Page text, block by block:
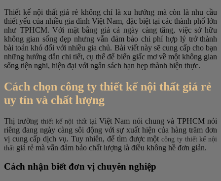
Thiết kế nội thất giá rẻ không chỉ là xu hướng mà còn là nhu cầu
thiết yếu của nhiều gia đình Việt Nam, đặc biệt tại các thành phố lớn
như TPHCM. Với mặt bằng giá cả ngày càng tăng, việc sở hữu
không gian sống đẹp nhưng vẫn đảm bảo chi phí hợp lý trở thành
bài toán khó đối với nhiều gia chủ. Bài viết này sẽ cung cấp cho bạn
những hướng dẫn chi tiết, cụ thể để biến giấc mơ về một không gian
sống tiện nghi, hiện đại với ngân sách hạn hẹp thành hiện thực.
Cách chọn công ty thiết kế nội thất giá rẻ
uy tín và chất lượng
Thị trường thiết kế nội thấttại Việt Nam nói chung và TPHCM nói
riêng đang ngày càng sôi động với sự xuất hiện của hàng trăm đơn
vị cung cấp dịch vụ. Tuy nhiên, để tìm được mộtcông ty thiết kế nội
thất giá rẻ mà vẫn đảm bảo chất lượng là điều không hề đơn giản.
Cách nhận biết đơn vị chuyên nghiệp